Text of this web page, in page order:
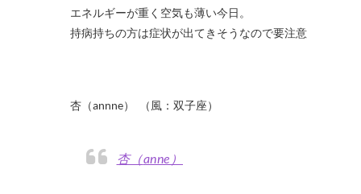
エネルギーが重く空気も薄い今日。
持病持ちの方は症状が出てきそうなので要注意
杏（annne） （風：双子座）
杏（anne）